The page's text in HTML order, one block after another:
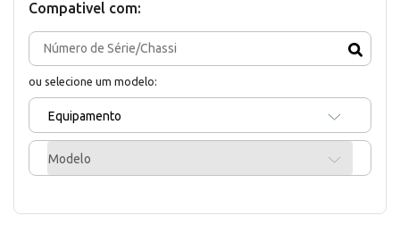
Compativel com:
ou selecione um modelo:
Equipamento
Modelo